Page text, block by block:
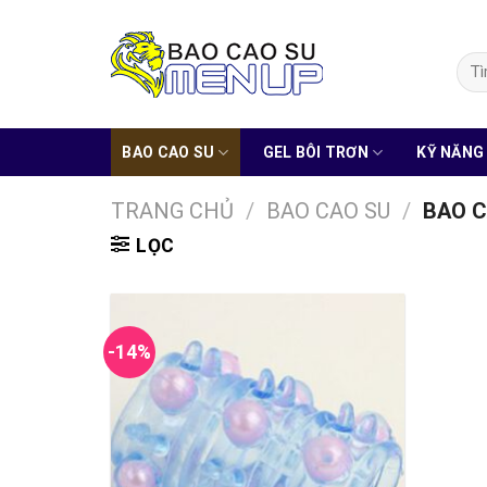
Tìm
kiếm:
BAO CAO SU GEL BÔI TRƠN KỸ NĂNG
TRANG CHỦ / BAO CAO SU / BAO
LỌC
-14%